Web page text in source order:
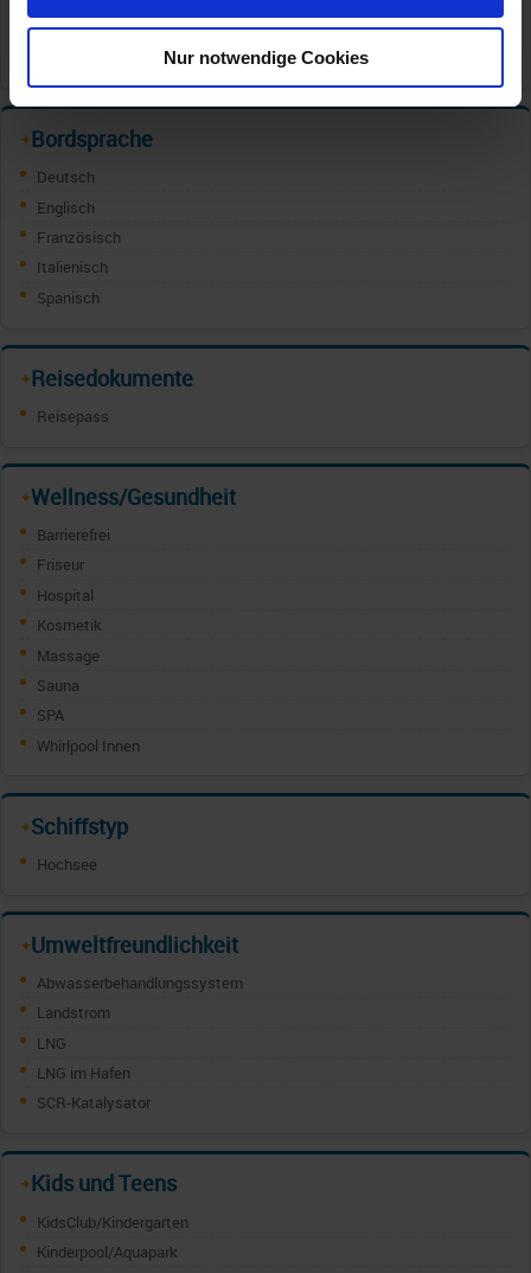
Nur notwendige Cookies
Pub
✦ Bordsprache
Deutsch
Englisch
Französisch
Italienisch
Spanisch
✦Reisedokumente
Reisepass
✦Wellness/Gesundheit
Barrierefrei
Friseur
Hospital
Kosmetik
Massage
Sauna
SPA
Whirlpool Innen
✦Schiffstyp
Hochsee
✦Umweltfreundlichkeit
Abwasserbehandlungssystem
Landstrom
LNG
LNG im Hafen
SCR-Katalysator
✦Kids und Teens
KidsClub/Kindergarten
Kinderpool/Aquapark